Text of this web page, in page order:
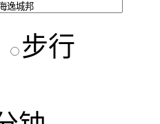
步行